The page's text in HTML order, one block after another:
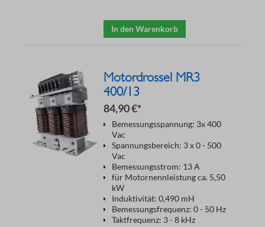
In den Warenkorb
Motordrossel MR3
400/13
84,90 €*
Bemessungsspannung: 3x 400
Vac
Spannungsbereich: 3 x 0 - 500
Vac
Bemessungsstrom: 13 A
für Motornennleistung ca. 5,50
kW
Induktivität: 0,490 mH
Bemessungsfrequenz: 0 - 50 Hz
Taktfrequenz: 3 - 8 kHz